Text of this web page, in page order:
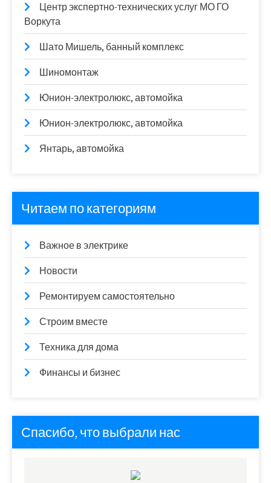
Центр экспертно-технических услуг МО ГО
Воркута
Шато Мишель, банный комплекс
Шиномонтаж
Юнион-электролюкс, автомойка
Юнион-электролюкс, автомойка
Янтарь, автомойка
Читаем по категориям
Важное в электрике
Новости
Ремонтируем самостоятельно
Строим вместе
Техника для дома
Финансы и бизнес
Спасибо, что выбрали нас